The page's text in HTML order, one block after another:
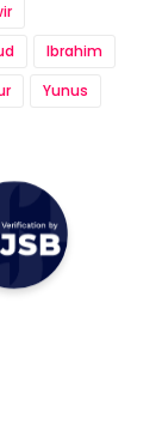
Ibrahim
Yunus